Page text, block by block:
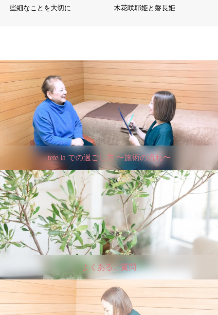
些細なことを大切に 木花咲耶姫と磐長姫
tete la での過ごし方 〜施術の流れ〜
よくあるご質問